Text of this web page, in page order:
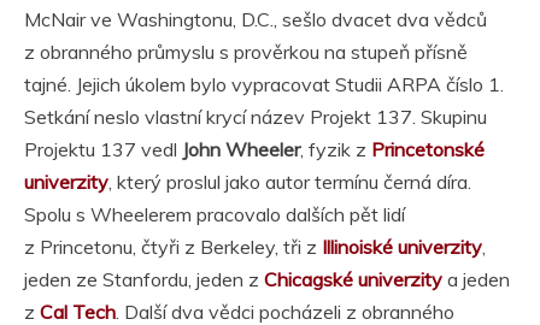
McNair ve Washingtonu, D.C., sešlo dvacet dva vědců
z obranného průmyslu s prověrkou na stupeň přísně
tajné. Jejich úkolem bylo vypracovat Studii ARPA číslo 1.
Setkání neslo vlastní krycí název Projekt 137. Skupinu
Projektu 137 vedl John Wheeler, fyzik z Princetonské
univerzity , který proslul jako autor termínu černá díra.
Spolu s Wheelerem pracovalo dalších pět lidí
z Princetonu, čtyři z Berkeley, tři z Illinoiské univerzity
jeden ze Stanfordu, jeden z Chicagské univerzity a jeden
z Cal Tech . Další dva vědci pocházeli z obranného